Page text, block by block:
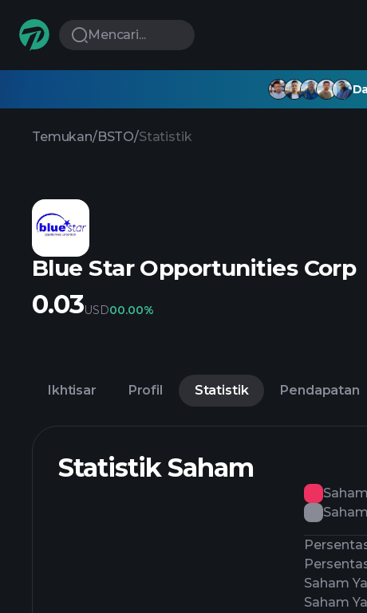
Mencari...
Temukan/BSTO/Statistik
Blue Star Opportunities Corp
0.03USD00.00%
Ikhtisar Profil Statistik Pendapatan
Statistik Saham
Saham
Saham